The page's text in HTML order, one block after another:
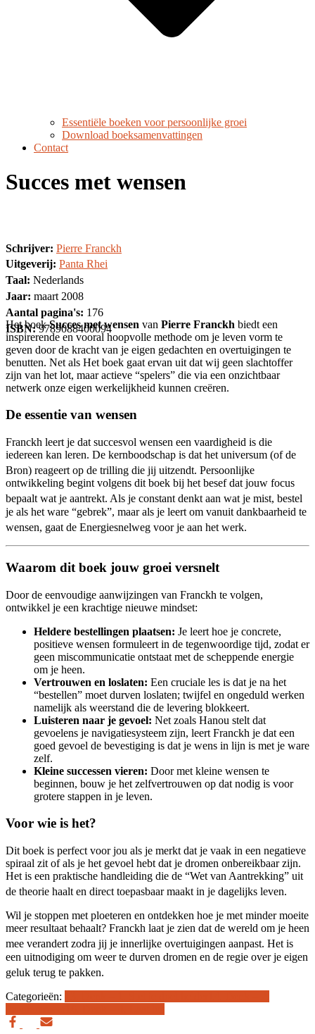
Essentiële boeken voor persoonlijke groei
Download boeksamenvattingen
Contact
Succes met wensen
Schrijver: Pierre Franckh
Uitgeverij: Panta Rhei
Taal: Nederlands
Jaar: maart 2008
Aantal pagina's: 176
ISBN:9789088400094
Het boekSucces met wensen van Pierre Franckh biedt een
inspirerende en vooral hoopvolle methode om je leven vorm te
geven door de kracht van je eigen gedachten en overtuigingen te
benutten. Net als Het boek gaat ervan uit dat wij geen slachtoffer
zijn van het lot, maar actieve “spelers” die via een onzichtbaar
netwerk onze eigen werkelijkheid kunnen creëren.
De essentie van wensen
Franckh leert je dat succesvol wensen een vaardigheid is die
iedereen kan leren. De kernboodschap is dat het universum (of de
Bron) reageert op de trilling die jij uitzendt. Persoonlijke
ontwikkeling begint volgens dit boek bij het besef dat jouw focus
bepaalt wat je aantrekt. Als je constant denkt aan wat je mist, bestel
je als het ware “gebrek”, maar als je leert om vanuit dankbaarheid te
wensen, gaat de Energiesnelweg voor je aan het werk.
Waarom dit boek jouw groei versnelt
Door de eenvoudige aanwijzingen van Franckh te volgen,
ontwikkel je een krachtige nieuwe mindset:
Heldere bestellingen plaatsen: Je leert hoe je concrete,
positieve wensen formuleert in de tegenwoordige tijd, zodat er
geen miscommunicatie ontstaat met de scheppende energie
om je heen.
Vertrouwen en loslaten: Een cruciale les is dat je na het
“bestellen” moet durven loslaten; twijfel en ongeduld werken
namelijk als weerstand die de levering blokkeert.
Luisteren naar je gevoel: Net zoals Hanou stelt dat
gevoelens je navigatiesysteem zijn, leert Franckh je dat een
goed gevoel de bevestiging is dat je wens in lijn is met je ware
zelf.
Kleine successen vieren: Door met kleine wensen te
beginnen, bouw je het zelfvertrouwen op dat nodig is voor
grotere stappen in je leven.
Voor wie is het?
Dit boek is perfect voor jou als je merkt dat je vaak in een negatieve
spiraal zit of als je het gevoel hebt dat je dromen onbereikbaar zijn.
Het is een praktische handleiding die de “Wet van Aantrekking” uit
de theorie haalt en direct toepasbaar maakt in je dagelijks leven.
Wil je stoppen met ploeteren en ontdekken hoe je met minder moeite
meer resultaat behaalt? Franckh laat je zien dat de wereld om je heen
mee verandert zodra jij je innerlijke overtuigingen aanpast. Het is
een uitnodiging om weer te durven dromen en de regie over je eigen
geluk terug te pakken.
Categorieën: